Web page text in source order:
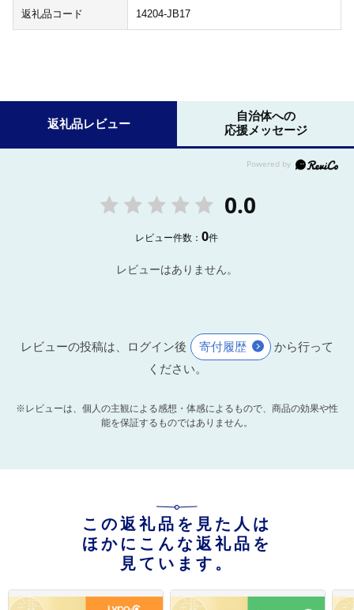
返礼品コード 14204-JB17
返礼品レビュー
自治体への
応援メッセージ
0.0
レビュー件数：0件
レビューはありません。
レビューの投稿は、ログイン後 寄付履歴
から行って
ください。
※レビューは、個人の主観による感想・体感によるもので、商品の効果や性
能を保証するものではありません。
この返礼品を見た人は
ほかにこんな返礼品を
見ています。